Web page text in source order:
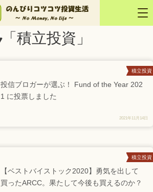
「積立投資」
投信ブロガーが選ぶ！ Fund of the Year 202
1 に投票しました
2021年11月14日
積立投資
【ベストバイストック2020】勇気を出して
買ったARCC。果たして今後も買えるのか？
積立投資